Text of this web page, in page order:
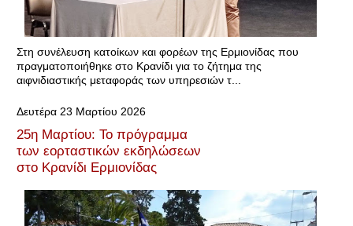
Στη συνέλευση κατοίκων και φορέων της Ερμιονίδας που
πραγματοποιήθηκε στο Κρανίδι για το ζήτημα της
αιφνιδιαστικής μεταφοράς των υπηρεσιών τ...
Δευτέρα 23 Μαρτίου 2026
25η Μαρτίου: Το πρόγραμμα
των εορταστικών εκδηλώσεων
στο Κρανίδι Ερμιονίδας